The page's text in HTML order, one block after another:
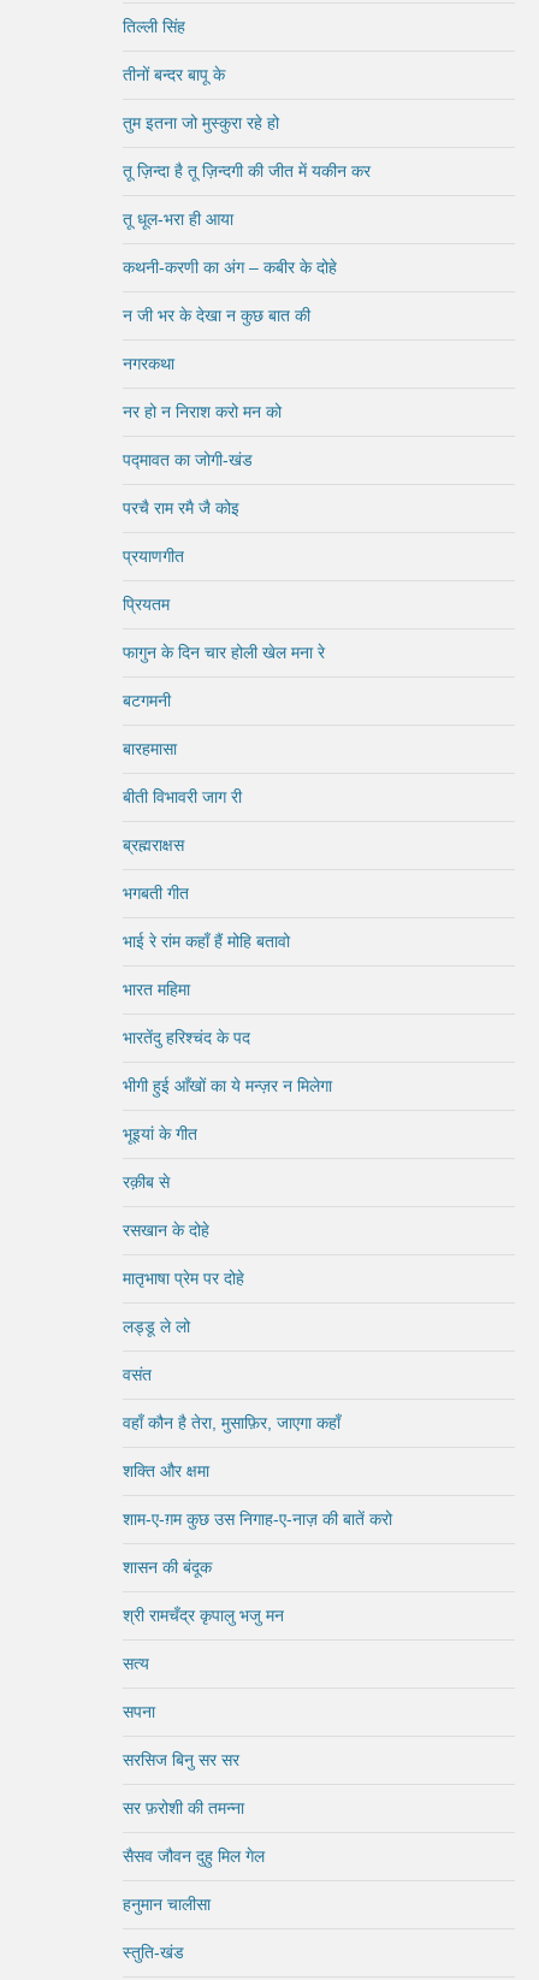
तिल्ली सिंह
तीनों बन्दर बापू के
तुम इतना जो मुस्कुरा रहे हो
तू ज़िन्दा है तू ज़िन्दगी की जीत में यकीन कर
तू धूल-भरा ही आया
कथनी-करणी का अंग – कबीर के दोहे
न जी भर के देखा न कुछ बात की
नगरकथा
नर हो न निराश करो मन को
पद्मावत का जोगी-खंड
परचै राम रमै जै कोइ
प्रयाणगीत
प्रियतम
फागुन के दिन चार होली खेल मना रे
बटगमनी
बारहमासा
बीती विभावरी जाग री
ब्रह्मराक्षस
भगबती गीत
भाई रे रांम कहाँ हैं मोहि बतावो
भारत महिमा
भारतेंदु हरिश्चंद के पद
भीगी हुई आँखों का ये मन्ज़र न मिलेगा
भूइयां के गीत
रक़ीब से
रसखान के दोहे
मातृभाषा प्रेम पर दोहे
लड्डू ले लो
वसंत
वहाँ कौन है तेरा, मुसाफ़िर, जाएगा कहाँ
शक्ति और क्षमा
शाम-ए-ग़म कुछ उस निगाह-ए-नाज़ की बातें करो
शासन की बंदूक
श्री रामचँद्र कृपालु भजु मन
सत्य
सपना
सरसिज बिनु सर सर
सर फ़रोशी की तमन्ना
सैसव जौवन दुहु मिल गेल
हनुमान चालीसा
स्तुति-खंड